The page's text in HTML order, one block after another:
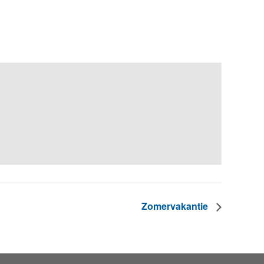
Zomervakantie